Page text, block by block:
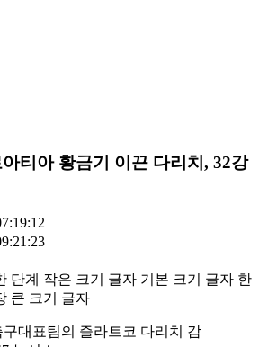
티아 황금기 이끈 다리치, 32강
단계 작은 크기 글자 기본 크기 글자 한
큰 크기 글자